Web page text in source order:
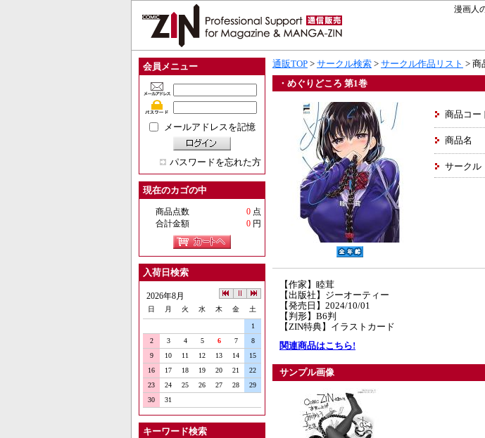
漫画人
会員メニュー
メールアドレスを記憶
パスワードを忘れた方
現在のカゴの中
商品点数 0 点
合計金額
0 円
入荷日検索
2026年8月
日 月 火 水 木 金 土
1
2
3 4 5 6 7
8
9
10 11 12 13 14
15
16
17 18 19 20 21
22
23
24 25 26 27 28
29
30
31
キーワード検索
通販TOP > サークル検索 > サークル作品リスト > 商
・めぐりどころ 第1巻
商品コー
商品名
サークル
【作家】睦茸
【出版社】ジーオーティー
【発売日】2024/10/01
【判形】B6判
【ZIN特典】イラストカード
関連商品はこちら!
サンプル画像